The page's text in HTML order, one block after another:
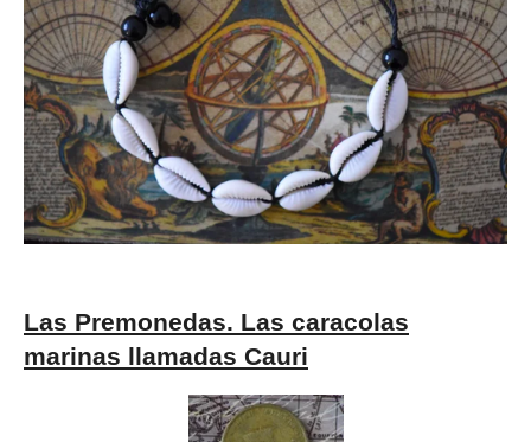
Las Premonedas. Las caracolas
marinas llamadas Cauri